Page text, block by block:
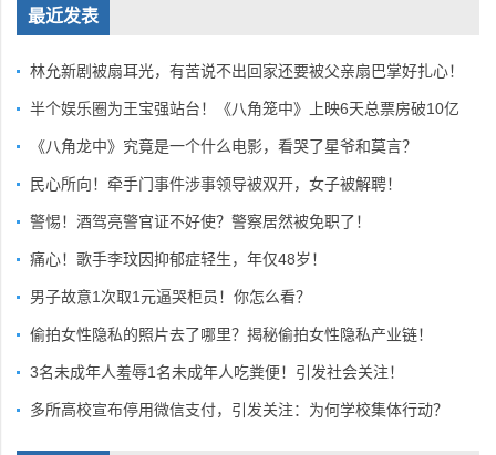
最近发表
林允新剧被扇耳光，有苦说不出回家还要被父亲扇巴掌好扎心！
半个娱乐圈为王宝强站台！《八角笼中》上映6天总票房破10亿
《八角龙中》究竟是一个什么电影，看哭了星爷和莫言？
民心所向！牵手门事件涉事领导被双开，女子被解聘！
警惕！酒驾亮警官证不好使？警察居然被免职了！
痛心！歌手李玟因抑郁症轻生，年仅48岁！
男子故意1次取1元逼哭柜员！你怎么看？
偷拍女性隐私的照片去了哪里？揭秘偷拍女性隐私产业链！
3名未成年人羞辱1名未成年人吃粪便！引发社会关注！
多所高校宣布停用微信支付，引发关注：为何学校集体行动？